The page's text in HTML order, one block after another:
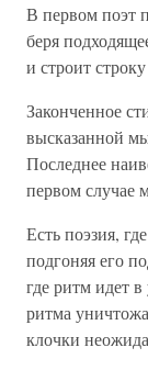
В первом поэт
беря
и строит
Законченное
высказанной
Последнее
первом случае
Есть поэзия,
подгоняя его
где ритм идет
ритма
клочки